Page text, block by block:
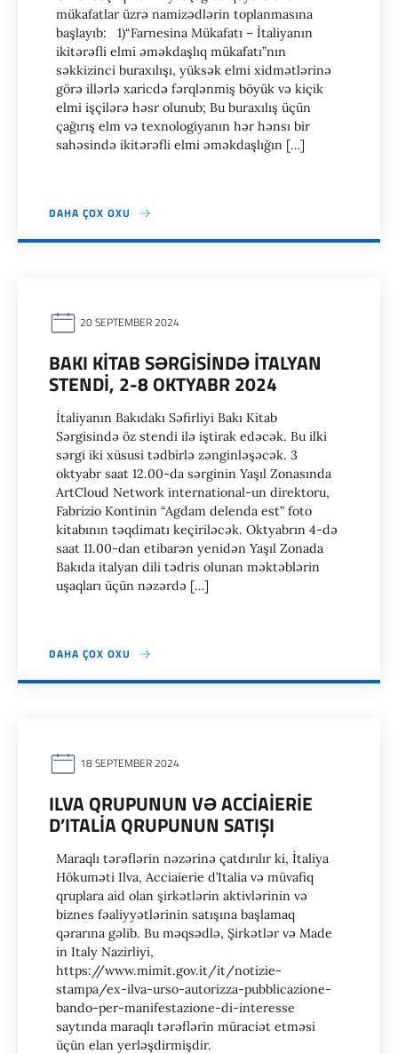
mükafatlar üzrə namizədlərin toplanmasına
başlayıb: 1)“Farnesina Mükafatı – İtaliyanın
ikitərəfli elmi əməkdaşlıq mükafatı”nın
səkkizinci buraxılışı, yüksək elmi xidmətlərinə
görə illərlə xaricdə fərqlənmiş böyük və kiçik
elmi işçilərə həsr olunub; Bu buraxılış üçün
çağırış elm və texnologiyanın hər hənsı bir
sahəsində ikitərəfli elmi əməkdaşlığın […]
DAHA ÇOX OXU
20 SEPTEMBER 2024
BAKI KİTAB SƏRGİSİNDƏ İTALYAN
STENDİ, 2-8 OKTYABR 2024
İtaliyanın Bakıdakı Səfirliyi Bakı Kitab
Sərgisində öz stendi ilə iştirak edəcək. Bu ilki
sərgi iki xüsusi tədbirlə zənginləşəcək. 3
oktyabr saat 12.00-da sərginin Yaşıl Zonasında
ArtCloud Network international-un direktoru,
Fabrizio Kontinin “Agdam delenda est” foto
kitabının təqdimatı keçiriləcək. Oktyabrın 4-də
saat 11.00-dan etibarən yenidən Yaşıl Zonada
Bakıda italyan dili tədris olunan məktəblərin
uşaqları üçün nəzərdə […]
DAHA ÇOX OXU
18 SEPTEMBER 2024
ILVA QRUPUNUN VƏ ACCIAIERIE
D’ITALIA QRUPUNUN SATIŞI
Maraqlı tərəflərin nəzərinə çatdırılır ki, İtaliya
Hökuməti Ilva, Acciaierie d’Italia və müvafiq
qruplara aid olan şirkətlərin aktivlərinin və
biznes fəaliyyətlərinin satışına başlamaq
qərarına gəlib. Bu məqsədlə, Şirkətlər və Made
in Italy Nazirliyi,
https://www.mimit.gov.it/it/notizie-
stampa/ex-ilva-urso-autorizza-pubblicazione-
bando-per-manifestazione-di-interesse
saytında maraqlı tərəflərin müraciət etməsi
üçün elan yerləşdirmişdir.